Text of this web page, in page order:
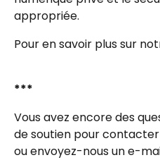
appropriée.
Pour en savoir plus sur
***
Vous avez encore des
de soutien pour
ou envoyez-nous un e-